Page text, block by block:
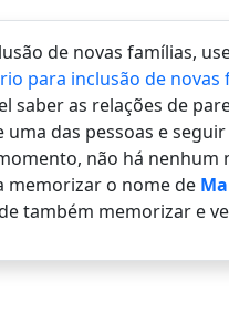
de novas famílias,
para inclusão de novas
saber as relações de
uma das pessoas e
não há nenhum
memorizar o nome de
também memorizar e